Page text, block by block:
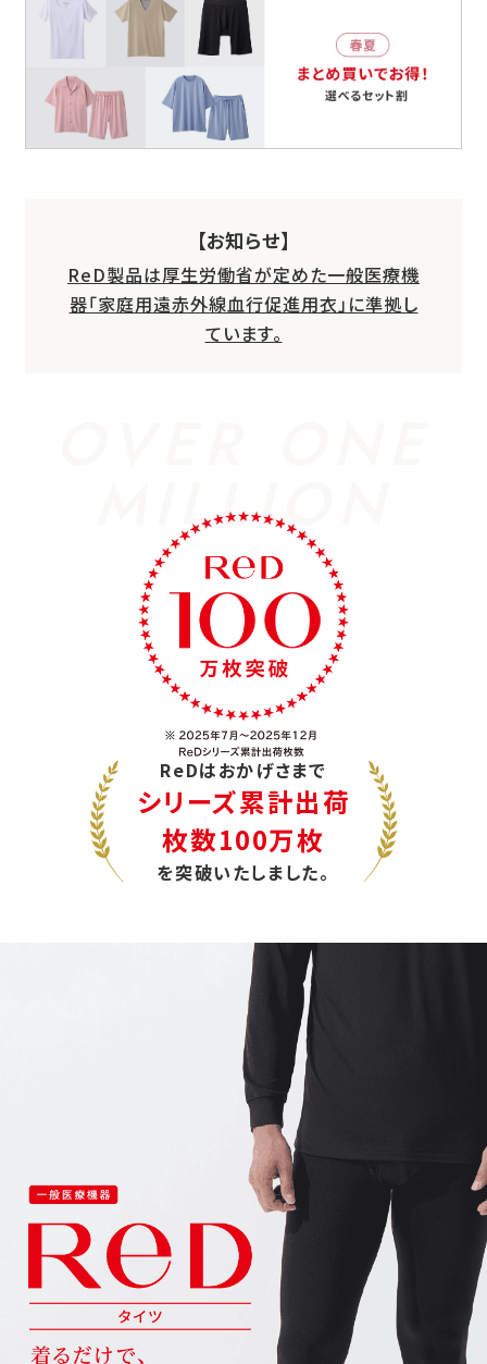
【お知らせ】
ReD製品は厚生労働省が定めた一般医療機
器「家庭用遠赤外線血行促進用衣」に準拠し
ています。
MILLION
ReDはおかげさまで
シリーズ累計出荷
枚数100万枚
を突破いたしました。